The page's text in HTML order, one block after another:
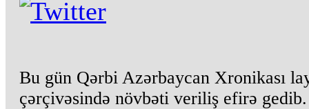
Bu gün Qərbi Azərbaycan Xronikası
çərçivəsində növbəti veriliş efirə gedib.